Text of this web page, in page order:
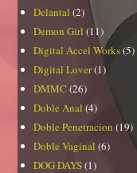
Delantal (2)
Demon Girl (11)
Digital Accel Works(5)
Digital Lover(1)
DMMC (26)
Doble Anal (4)
Doble Penetracion (19)
Doble Vaginal (6)
DOG DAYS(1)